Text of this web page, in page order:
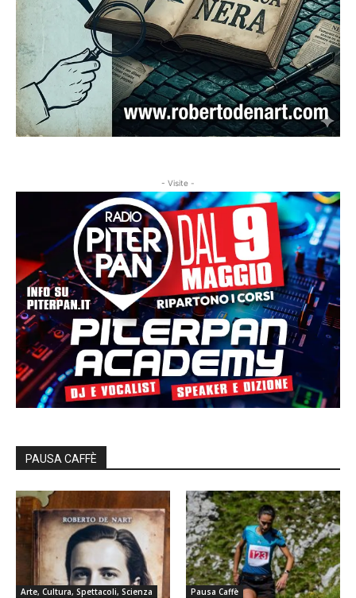
- Visite -
PAUSA CAFFÈ
Arte, Cultura, Spettacoli, Scienza Pausa Caffè